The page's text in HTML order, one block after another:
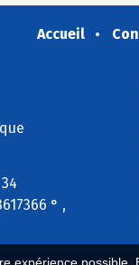
Accueil
° ,